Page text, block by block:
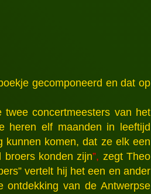
gecomponeerd en dat op
concertmeesters van het
heren elf maanden in leeftijd
kunnen komen, dat ze elk een
broers konden zijn”, zegt Theo
vertelt hij het een en ander
ontdekking van de Antwerpse